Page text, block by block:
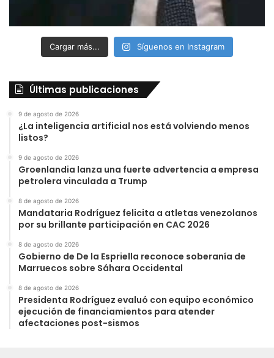
Cargar más... Síguenos en Instagram
Últimas publicaciones
9 de agosto de 2026
¿La inteligencia artificial nos está volviendo menos
listos?
9 de agosto de 2026
Groenlandia lanza una fuerte advertencia a empresa
petrolera vinculada a Trump
8 de agosto de 2026
Mandataria Rodríguez felicita a atletas venezolanos
por su brillante participación en CAC 2026
8 de agosto de 2026
Gobierno de De la Espriella reconoce soberanía de
Marruecos sobre Sáhara Occidental
8 de agosto de 2026
Presidenta Rodríguez evaluó con equipo económico
ejecución de financiamientos para atender
afectaciones post-sismos